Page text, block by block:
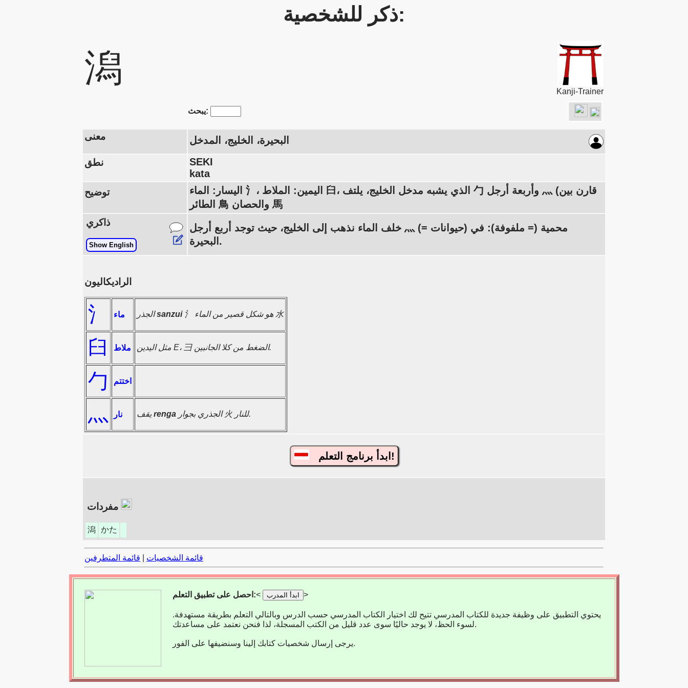
ذكر للشخصية:
潟
Kanji-Trainer
يبحث:
معنى البحيرة، الخليج، المدخل
نطق
SEKI
kata
توضيح
اليسار: الماء 氵، اليمين: الملاط 臼، الذي يشبه مدخل الخليج، يلتف 勹 وأربعة أرجل 灬 (قارن بين
الطائر 鳥 والحصان 馬
ذاكري
Show English
خلف الماء نذهب إلى الخليج، حيث توجد أربع أرجل 灬 (= حيوانات) محمية (= ملفوفة): في
البحيرة.
الراديكاليون
氵 ماء الجذرsanzui 氵 هو شكل قصير من الماء 水
臼 ملاط مثل اليدين E، 彐 الضغط من كلا الجانبين.
勹 اختتم
灬 نار renga الجذري بجوار 火 للنار.
ابدأ برنامج التعلم!
潟 かた
قائمة الشخصيات قائمة المتطرفين
احصل على تطبيق التعلم:< ابدأ المدرب >
يحتوي التطبيق على وظيفة جديدة للكتاب المدرسي تتيح لك اختيار الكتاب المدرسي حسب الدرس وبالتالي التعلم بطريقة مستهدفة.
لسوء الحظ، لا يوجد حاليًا سوى عدد قليل من الكتب المسجلة، لذا فنحن نعتمد على مساعدتك.
يرجى إرسال شخصيات كتابك إلينا وسنضيفها على الفور.